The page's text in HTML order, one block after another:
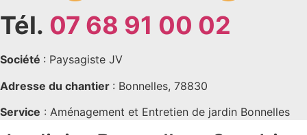
Tél. 07 68 91 00 02
Société : Paysagiste JV
Adresse du chantier : Bonnelles, 78830
Service : Aménagement et Entretien de jardin Bonnelles